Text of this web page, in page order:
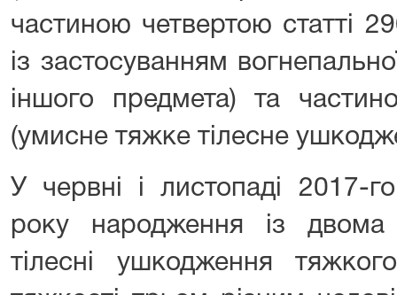
частиною четвертою статті
із застосуванням
іншого предмета) та
(умисне тяжке тілесне
У червні і листопаді 2017-
року народження із двома
тілесні ушкодження